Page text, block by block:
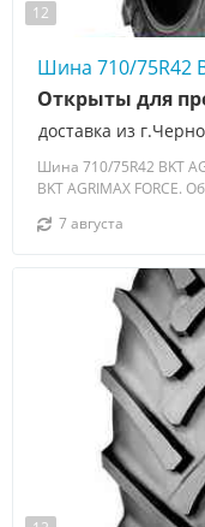
12
Шина 710/75R42
доставка из
Открыты для
Шина 710/75R42 BKT
BKT AGRIMAX FORCE.
7 августа